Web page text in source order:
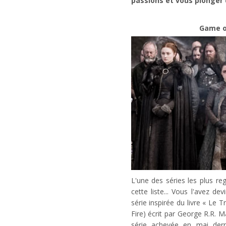
Game
L'une des séries les plus
cette liste... Vous l'avez
série inspirée du livre « Le
Fire) écrit par George R.R.